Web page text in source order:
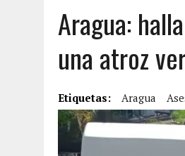
BARINAS:
6 AGOSTO, 2026
5 AGOSTO, 2026 | PRESUNTO
8 AGOSTO, 2026 | BOMBEROS
7 AGOSTO, 2026
FUGA DE
Aragua:
una atroz
Etiquetas: Aragua